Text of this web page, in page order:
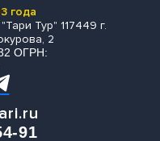
года
Тур" 117449 г.
2
ОГРН:
91